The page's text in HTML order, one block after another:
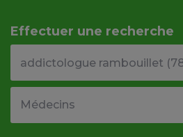
Effectuer une recherche